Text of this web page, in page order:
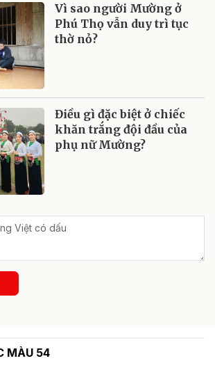
Vì sao người Mường ở
Phú Thọ vẫn duy trì tục
thờ nỏ?
Điều gì đặc biệt ở chiếc
khăn trắng đội đầu của
phụ nữ Mường?
MÀU 54